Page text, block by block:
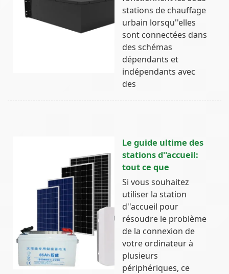
stations de chauffage
urbain lorsqu''elles
sont connectées dans
des schémas
dépendants et
indépendants avec
des
Le guide ultime des
stations d''accueil:
tout ce que
Si vous souhaitez
utiliser la station
d''accueil pour
résoudre le problème
de la connexion de
votre ordinateur à
plusieurs
périphériques, ce